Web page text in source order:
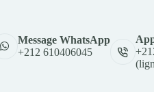
Message WhatsApp
+212 610406045